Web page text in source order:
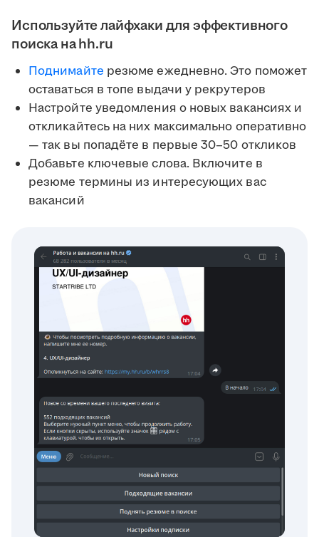
Используйте лайфхаки для эффективного
поиска на hh.ru
Поднимайте резюме ежедневно. Это поможет
оставаться в топе выдачи у рекрутеров
Настройте уведомления о новых вакансиях и
откликайтесь на них максимально оперативно
— так вы попадёте в первые 30–50 откликов
Добавьте ключевые слова. Включите в
резюме термины из интересующих вас
вакансий